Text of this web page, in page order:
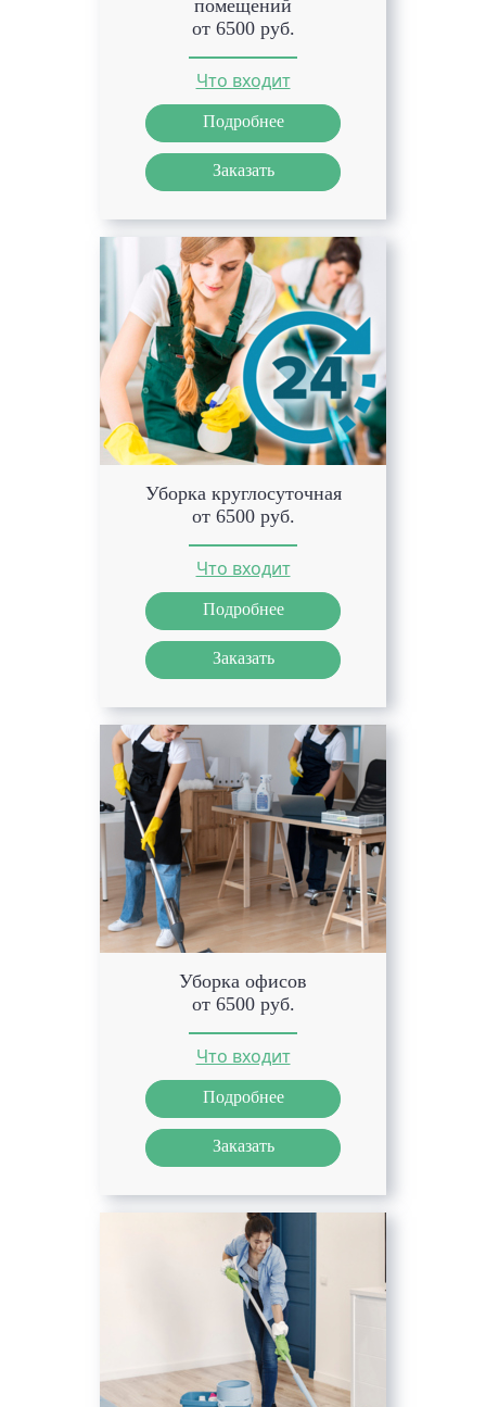
помещений
от 6500 руб.
Что входит
Подробнее
Заказать
Уборка круглосуточная
от 6500 руб.
Что входит
Подробнее
Заказать
Уборка офисов
от 6500 руб.
Что входит
Подробнее
Заказать